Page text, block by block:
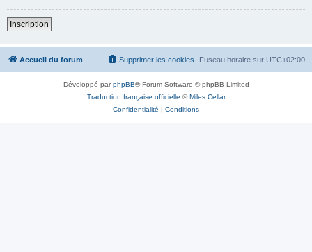
Inscription
Accueil du forum Fuseau horaire sur UTC+02:00
Supprimer les cookies
Développé parphpBB® Forum Software © phpBB Limited
Traduction française officielle ©Miles Cellar
Confidentialité | Conditions